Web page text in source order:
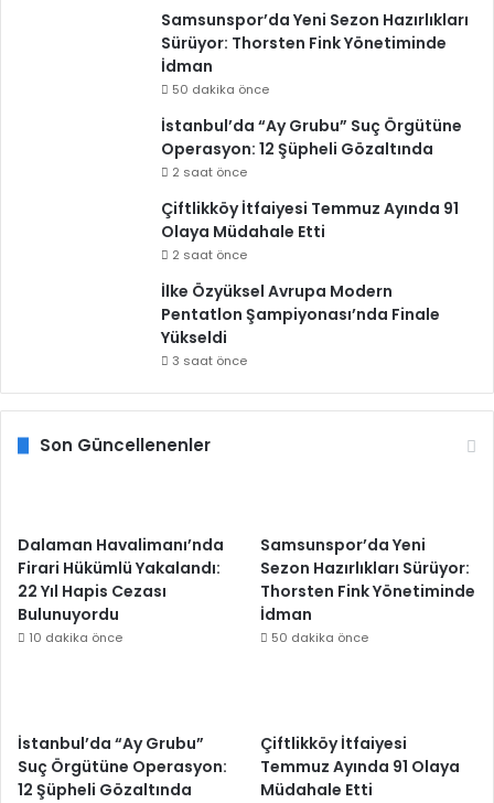
Samsunspor’da Yeni Sezon Hazırlıkları
Sürüyor: Thorsten Fink Yönetiminde
İdman
50 dakika önce
İstanbul’da “Ay Grubu” Suç Örgütüne
Operasyon: 12 Şüpheli Gözaltında
2 saat önce
Çiftlikköy İtfaiyesi Temmuz Ayında 91
Olaya Müdahale Etti
2 saat önce
İlke Özyüksel Avrupa Modern
Pentatlon Şampiyonası’nda Finale
Yükseldi
3 saat önce
Son Güncellenenler
Dalaman Havalimanı’nda
Firari Hükümlü Yakalandı:
22 Yıl Hapis Cezası
Bulunuyordu
10 dakika önce
Samsunspor’da Yeni
Sezon Hazırlıkları Sürüyor:
Thorsten Fink Yönetiminde
İdman
50 dakika önce
İstanbul’da “Ay Grubu”
Suç Örgütüne Operasyon:
12 Şüpheli Gözaltında
Çiftlikköy İtfaiyesi
Temmuz Ayında 91 Olaya
Müdahale Etti